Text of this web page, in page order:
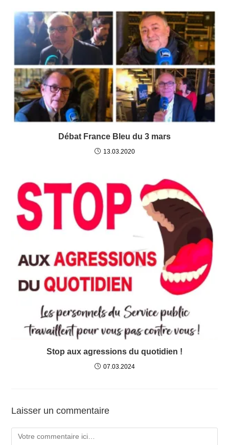
Débat France Bleu du 3 mars
13.03.2020
Stop aux agressions du quotidien !
07.03.2024
Laisser un commentaire
Comment